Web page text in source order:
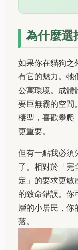
為什麼選
如果你在貓狗之
有它的魅力。牠
公寓環境。成體
要巨無霸的空間
棲型，喜歡攀爬
更重要。
但有一點我必須
了。相對於「完
定」的要求更敏
的致命錯誤。你
層的小居民，你
落。